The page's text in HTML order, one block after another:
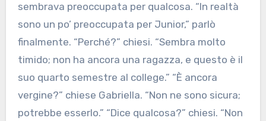
sembrava preoccupata per qualcosa. “In realtà
sono un po’ preoccupata per Junior,” parlò
finalmente. “Perché?” chiesi. “Sembra molto
timido; non ha ancora una ragazza, e questo è il
suo quarto semestre al college.” “È ancora
vergine?” chiese Gabriella. “Non ne sono sicura;
potrebbe esserlo.” “Dice qualcosa?” chiesi. “Non